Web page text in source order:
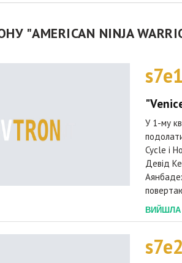
"AMERICAN NINJA
У 1-му
Cycle і
Девід
ВИЙШЛА